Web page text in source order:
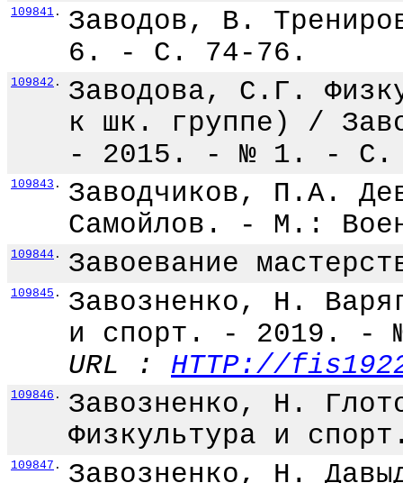
109841 .
Заводов, В.
6. - С. 74-76.
109842 .
Заводова, С.Г.
к шк. группе) /
- 2015. - № 1. - С.
109843 .
Заводчиков, П.А.
Самойлов. - М.:
109844 . Завоевание
109845 .
Завозненко, Н.
и спорт. - 2019.
URL : HTTP://
109846 .
Завозненко, Н.
Физкультура и
109847 . Завозненко, Н.